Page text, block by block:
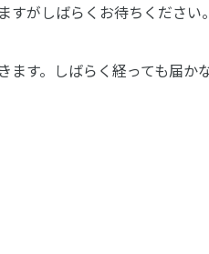
がしばらくお待ちください。
す。しばらく経っても届か